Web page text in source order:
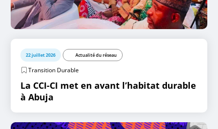
22 juillet 2026 Actualité du réseau
Transition Durable
La CCI-CI met en avant l’habitat durable
à Abuja